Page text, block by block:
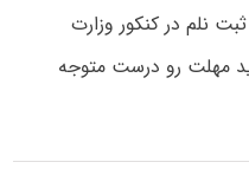
نلم در کنکور وزارت
مهلت رو درست متوجه